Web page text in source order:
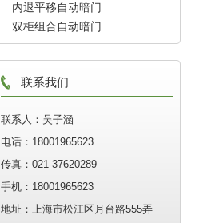
内退平移自动暗门
双柜组合自动暗门
联系我们
联系人：吴子涵
电话：18001965623
传真：021-37620289
手机：18001965623
地址：上海市松江区月台路555弄